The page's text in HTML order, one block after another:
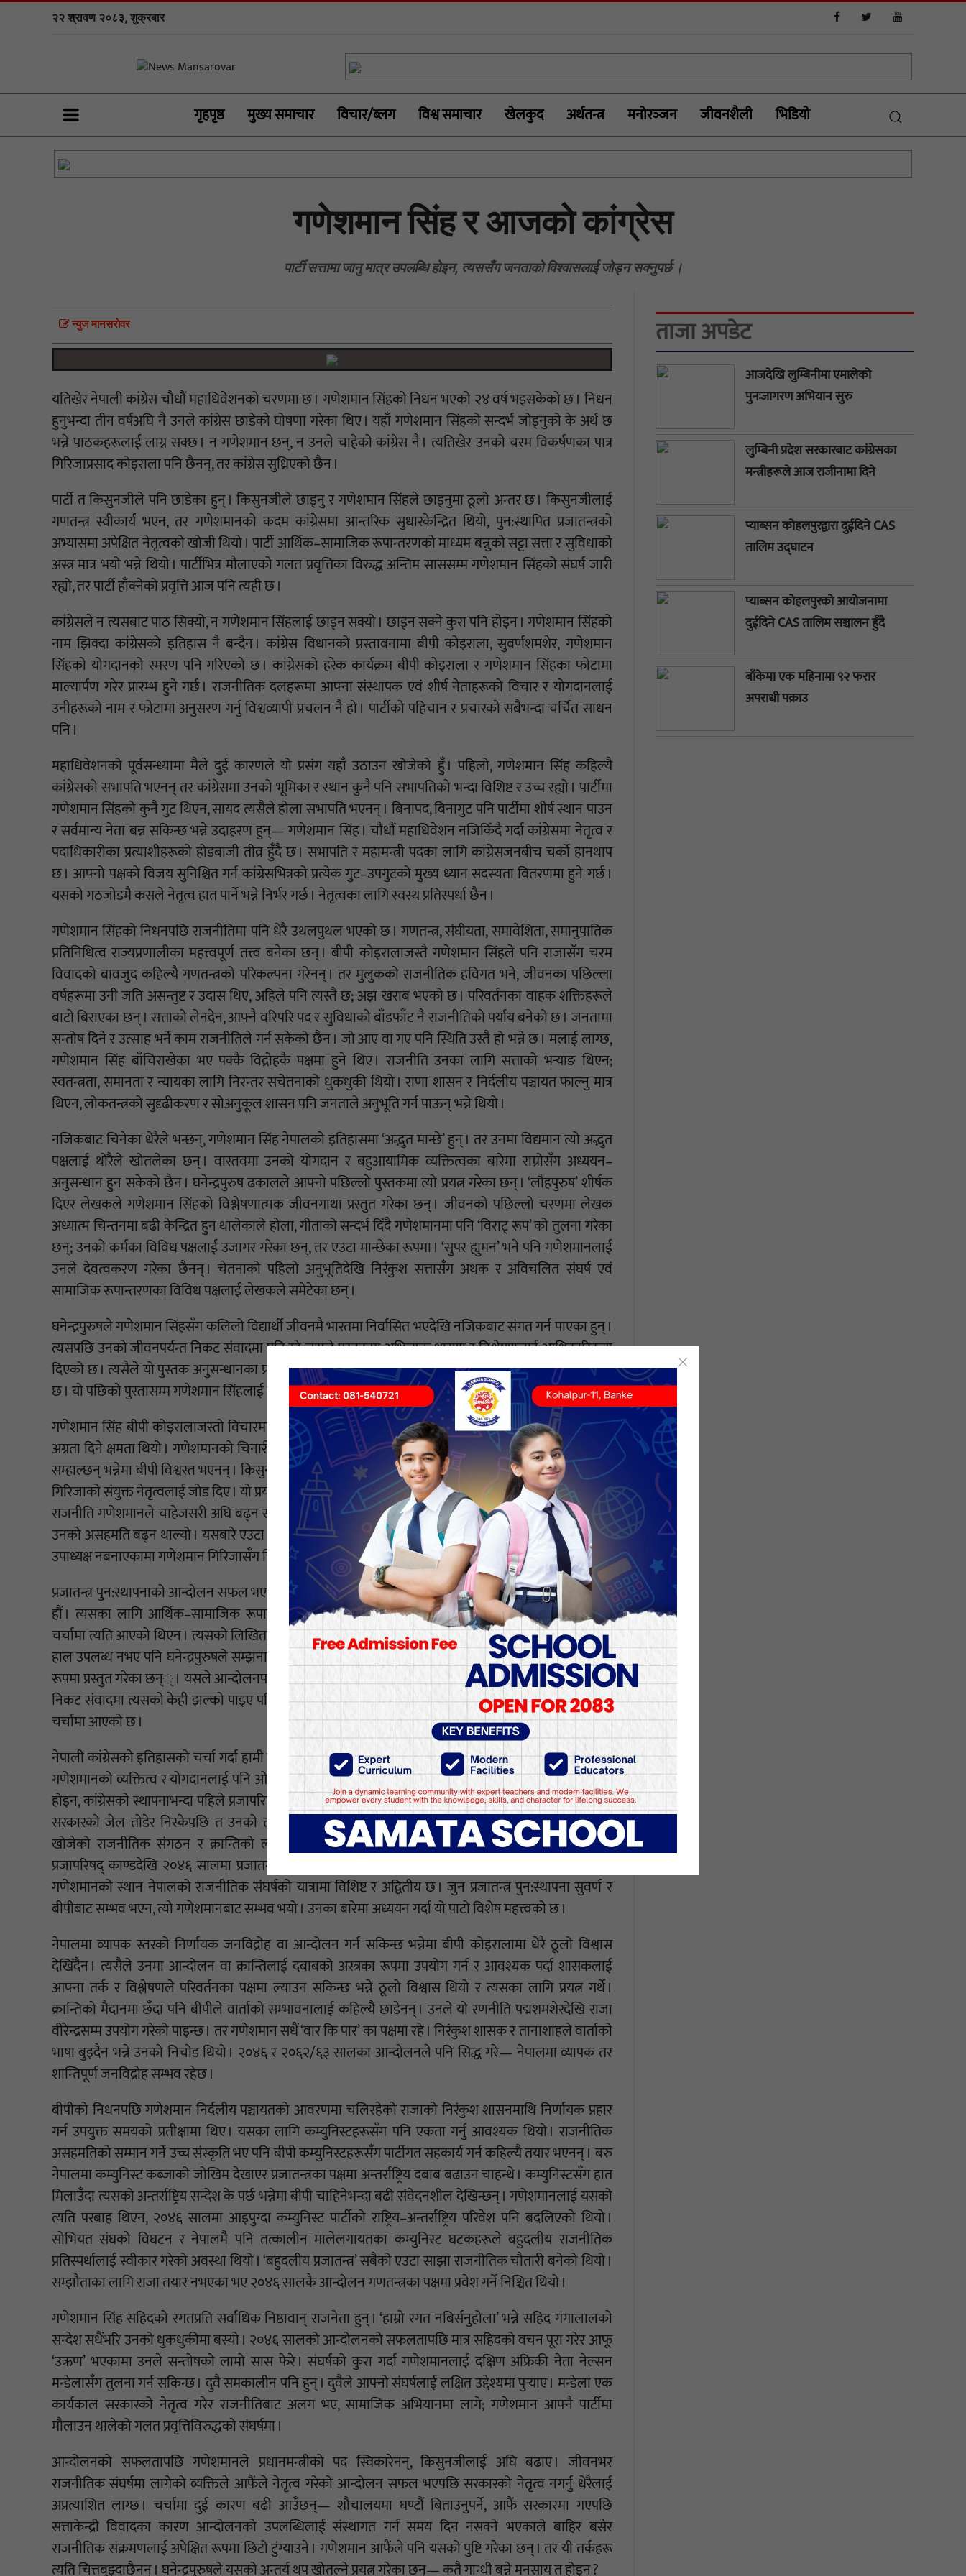
२२ श्रावण २०८३, शुक्रबार
गृहपृष्ठ मुख्य समाचार विचार/ब्लग विश्व समाचार खेलकुद अर्थतन्त्र मनोरञ्‍जन जीवनशैली भिडियाे
गणेशमान सिंह र आजको कांग्रेस
पार्टी सत्तामा जानु मात्र उपलब्धि होइन, त्यससँग जनताको विश्वासलाई जोड्न सक्नुपर्छ ।
न्युज मानसराेवर
यतिखेर नेपाली कांग्रेस चौधौं महाधिवेशनको चरणमा छ । गणेशमान सिंहको निधन भएको २४ वर्ष भइसकेको छ । निधन
हुनुभन्दा तीन वर्षअघि नै उनले कांग्रेस छाडेको घोषणा गरेका थिए । यहाँ गणेशमान सिंहको सन्दर्भ जोड्नुको के अर्थ छ
भन्ने पाठकहरूलाई लाग्न सक्छ । न गणेशमान छन्, न उनले चाहेको कांग्रेस नै । त्यतिखेर उनको चरम विकर्षणका पात्र
गिरिजाप्रसाद कोइराला पनि छैनन्, तर कांग्रेस सुध्रिएको छैन ।
पार्टी त किसुनजीले पनि छाडेका हुन् । किसुनजीले छाड्नु र गणेशमान सिंहले छाड्नुमा ठूलो अन्तर छ । किसुनजीलाई
गणतन्त्र स्वीकार्य भएन, तर गणेशमानको कदम कांग्रेसमा आन्तरिक सुधारकेन्द्रित थियो, पुन:स्थापित प्रजातन्त्रको
अभ्यासमा अपेक्षित नेतृत्वको खोजी थियो । पार्टी आर्थिक–सामाजिक रूपान्तरणको माध्यम बन्नुको सट्टा सत्ता र सुविधाको
अस्त्र मात्र भयो भन्ने थियो । पार्टीभित्र मौलाएको गलत प्रवृत्तिका विरुद्ध अन्तिम साससम्म गणेशमान सिंहको संघर्ष जारी
रह्यो, तर पार्टी हाँक्नेको प्रवृत्ति आज पनि त्यही छ ।
कांग्रेसले न त्यसबाट पाठ सिक्यो, न गणेशमान सिंहलाई छाड्न सक्यो । छाड्न सक्ने कुरा पनि होइन । गणेशमान सिंहको
नाम झिक्दा कांग्रेसको इतिहास नै बन्दैन । कांग्रेस विधानको प्रस्तावनामा बीपी कोइराला, सुवर्णशमशेर, गणेशमान
सिंहको योगदानको स्मरण पनि गरिएको छ । कांग्रेसको हरेक कार्यक्रम बीपी कोइराला र गणेशमान सिंहका फोटामा
माल्यार्पण गरेर प्रारम्भ हुने गर्छ । राजनीतिक दलहरूमा आफ्ना संस्थापक एवं शीर्ष नेताहरूको विचार र योगदानलाई
उनीहरूको नाम र फोटामा अनुसरण गर्नु विश्वव्यापी प्रचलन नै हो । पार्टीको पहिचान र प्रचारको सबैभन्दा चर्चित साधन
पनि ।
महाधिवेशनको पूर्वसन्ध्यामा मैले दुई कारणले यो प्रसंग यहाँ उठाउन खोजेको हुँ । पहिलो, गणेशमान सिंह कहिल्यै
कांग्रेसको सभापति भएनन् तर कांग्रेसमा उनको भूमिका र स्थान कुनै पनि सभापतिको भन्दा विशिष्ट र उच्च रह्यो । पार्टीमा
गणेशमान सिंहको कुनै गुट थिएन, सायद त्यसैले होला सभापति भएनन् । बिनापद, बिनागुट पनि पार्टीमा शीर्ष स्थान पाउन
र सर्वमान्य नेता बन्न सकिन्छ भन्ने उदाहरण हुन्— गणेशमान सिंह । चौधौं महाधिवेशन नजिकिँदै गर्दा कांग्रेसमा नेतृत्व र
पदाधिकारीका प्रत्याशीहरूको होडबाजी तीव्र हुँदै छ । सभापति र महामन्त्रीे पदका लागि कांग्रेसजनबीच चर्को हानथाप
छ । आफ्नो पक्षको विजय सुनिश्चित गर्न कांग्रेसभित्रको प्रत्येक गुट–उपगुटको मुख्य ध्यान सदस्यता वितरणमा हुने गर्छ ।
यसको गठजोडमै कसले नेतृत्व हात पार्ने भन्ने निर्भर गर्छ । नेतृत्वका लागि स्वस्थ प्रतिस्पर्धा छैन ।
गणेशमान सिंहको निधनपछि राजनीतिमा पनि धेरै उथलपुथल भएको छ । गणतन्त्र, संघीयता, समावेशिता, समानुपातिक
प्रतिनिधित्व राज्यप्रणालीका महत्त्वपूर्ण तत्त्व बनेका छन् । बीपी कोइरालाजस्तै गणेशमान सिंहले पनि राजासँग चरम
विवादको बावजुद कहिल्यै गणतन्त्रको परिकल्पना गरेनन् । तर मुलुकको राजनीतिक हविगत भने, जीवनका पछिल्ला
वर्षहरूमा उनी जति असन्तुष्ट र उदास थिए, अहिले पनि त्यस्तै छ; अझ खराब भएको छ । परिवर्तनका वाहक शक्तिहरूले
बाटो बिराएका छन् । सत्ताको लेनदेन, आफ्नै वरिपरि पद र सुविधाको बाँडफाँट नै राजनीतिको पर्याय बनेको छ । जनतामा
सन्तोष दिने र उत्साह भर्ने काम राजनीतिले गर्न सकेको छैन । जो आए वा गए पनि स्थिति उस्तै हो भन्ने छ । मलाई लाग्छ,
गणेशमान सिंह बाँचिराखेका भए पक्कै विद्रोहकै पक्षमा हुने थिए । राजनीति उनका लागि सत्ताको भर्‍याङ थिएन;
स्वतन्त्रता, समानता र न्यायका लागि निरन्तर सचेतनाको धुकधुकी थियो । राणा शासन र निर्दलीय पञ्चायत फाल्नु मात्र
थिएन, लोकतन्त्रको सुदृढीकरण र सोअनुकूल शासन पनि जनताले अनुभूति गर्न पाऊन् भन्ने थियो ।
नजिकबाट चिनेका धेरैले भन्छन्, गणेशमान सिंह नेपालको इतिहासमा ‘अद्भुत मान्छे’ हुन् । तर उनमा विद्यमान त्यो अद्भुत
पक्षलाई थोरैले खोतलेका छन् । वास्तवमा उनको योगदान र बहुआयामिक व्यक्तित्वका बारेमा राम्रोसँग अध्ययन–
अनुसन्धान हुन सकेको छैन । घनेन्द्रपुरुष ढकालले आफ्नो पछिल्लो पुस्तकमा त्यो प्रयत्न गरेका छन् । ‘लौहपुरुष’ शीर्षक
दिएर लेखकले गणेशमान सिंहको विश्लेषणात्मक जीवनगाथा प्रस्तुत गरेका छन् । जीवनको पछिल्लो चरणमा लेखक
अध्यात्म चिन्तनमा बढी केन्द्रित हुन थालेकाले होला, गीताको सन्दर्भ दिँदै गणेशमानमा पनि ‘विराट् रूप’ को तुलना गरेका
छन्; उनको कर्मका विविध पक्षलाई उजागर गरेका छन्, तर एउटा मान्छेका रूपमा । ‘सुपर ह्युमन’ भने पनि गणेशमानलाई
उनले देवत्वकरण गरेका छैनन् । चेतनाको पहिलो अनुभूतिदेखि निरंकुश सत्तासँग अथक र अविचलित संघर्ष एवं
सामाजिक रूपान्तरणका विविध पक्षलाई लेखकले समेटेका छन् ।
घनेन्द्रपुरुषले गणेशमान सिंहसँग कलिलो विद्यार्थी जीवनमै भारतमा निर्वासित भएदेखि नजिकबाट संगत गर्न पाएका हुन् ।
त्यसपछि उनको जीवनपर्यन्त निकट संवादमा पनि रहे जसले पुस्तकमा अभिव्यक्त धारणा र विश्लेषणलाई आधिकारिकता
दिएको छ । त्यसैले यो पुस्तक अनुसन्धानका प्राविधिकताभन्दा पनि लेखको निजी अनुभूति, अवलोकन र विश्लेषणले युक्त
छ । यो पछिको पुस्तासम्म गणेशमान सिंहलाई चिनाउने एउटा ऐतिहासिक महत्त्वको स्रोत साबित हुने अपेक्षा गर्न सकिन्छ ।
गणेशमान सिंह बीपी कोइरालाजस्तो विचारमा वाचाल होइनन् । बीपीसँग राष्ट्रिय–अन्तर्राष्ट्रिय तहमा विचारको बहसलाई
अग्रता दिने क्षमता थियो । गणेशमानको चिनारी त्यो होइन । त्यसैले होला, आफूपछि गणेशमानले कांग्रेसको एकल नेतृत्व
सम्हाल्छन् भन्नेमा बीपी विश्वस्त भएनन् । किसुनजीले मात्रै सक्छन् भन्ने पनि विश्वास भएन । त्यसैले गणेशमान, किसुनजी र
गिरिजाको संयुक्त नेतृत्वलाई जोड दिए । यो प्रयोग २०४८ सालको आमचुनावसम्म कुनै रूपमा कायम रह्यो । तर चुनावपछि
राजनीति गणेशमानले चाहेजसरी अघि बढ्न सकेन । किसुनजीको पराजय र गिरिजाको नेतृत्वप्रति सुरुआती दिनदेखि नै
उनको असहमति बढ्न थाल्यो । यसबारे एउटा भनाइ बढी प्रचार भयो— आफ्नो भतिजो दुर्गेशमानलाई योजना आयोगको
उपाध्यक्ष नबनाएकामा गणेशमान गिरिजासँग चिढिएका हुन् । तर त्यसका पछाडि केवल सत्ताकेन्द्री कुरा थिएन ।
प्रजातन्त्र पुन:स्थापनाको आन्दोलन सफल भएपछि गणेशमानले ‘आर्थिक क्रान्ति’ को कुरा गर्न थालेको हामी सबैले सुनेकै
हौं । त्यसका लागि आर्थिक–सामाजिक रूपान्तरणको एउटा सोच र कार्यक्रमको खाका पनि रहेछ, जुन सार्वजनिक
चर्चामा त्यति आएको थिएन । त्यसको लिखित दस्तावेज चुनावको पूर्वसन्ध्यामा घोषणापत्रमा परोस् भनेर दिइएको रहेछ ।
हाल उपलब्ध नभए पनि घनेन्द्रपुरुषले सम्झनाका आधारमा आन्दोलनपछि, गणेशमान के चाहन्थे भनेर त्यसलाई बुँदागत
रूपमा प्रस्तुत गरेका छन्् । यसले आन्दोलनपछि गणेशमानको आर्थिक–सामाजिक विचारलाई उजागर गर्छ । उनीसँगको
निकट संवादमा त्यसको केही झल्को पाइए पनि यसबारे अहिलेसम्म खासै चर्चा भएको थिएन । ढिलै भए पनि त्यो अहिले
चर्चामा आएको छ ।
नेपाली कांग्रेसको इतिहासको चर्चा गर्दा हामी प्राय: बीपी कोइरालाको विचार र संघर्षकै वरिपरि सीमित हुने गर्छौं । यसले
गणेशमानको व्यक्तित्व र योगदानलाई पनि ओझेल पार्ने गरेको छ । वास्तवमा गणेशमानको व्यक्तित्व कांग्रेस भएर बनेको
होइन, कांग्रेसको स्थापनाभन्दा पहिले प्रजापरिषद् काण्डदेखि नै क्रान्तिकारी पहिचान बनिसकेको थियो । त्यसमाथि राणा
सरकारको जेल तोडेर निस्केपछि त उनको त्यो छवि अझ चुलिएको थियो । बीपीका लागि पनि आफूले निर्माण गर्न
खोजेको राजनीतिक संगठन र क्रान्तिको लक्ष्य हासिल गर्न गणेशमानको साथ अपरिहार्य थियो । १९९७ सालको
प्रजापरिषद् काण्डदेखि २०४६ सालमा प्रजातन्त्र पुन:स्थापनाको आन्दोलन र त्यसपछि जनजागरण अभियानसम्म हेर्दा
गणेशमानको स्थान नेपालको राजनीतिक संघर्षको यात्रामा विशिष्ट र अद्वितीय छ । जुन प्रजातन्त्र पुन:स्थापना सुवर्ण र
बीपीबाट सम्भव भएन, त्यो गणेशमानबाट सम्भव भयो । उनका बारेमा अध्ययन गर्दा यो पाटो विशेष महत्त्वको छ ।
नेपालमा व्यापक स्तरको निर्णायक जनविद्रोह वा आन्दोलन गर्न सकिन्छ भन्नेमा बीपी कोइरालामा धेरै ठूलो विश्वास
देखिँदैन । त्यसैले उनमा आन्दोलन वा क्रान्तिलाई दबाबको अस्त्रका रूपमा उपयोग गर्न र आवश्यक पर्दा शासकलाई
आफ्ना तर्क र विश्लेषणले परिवर्तनका पक्षमा ल्याउन सकिन्छ भन्ने ठूलो विश्वास थियो र त्यसका लागि प्रयत्न गर्थे ।
क्रान्तिको मैदानमा छँदा पनि बीपीले वार्ताको सम्भावनालाई कहिल्यै छाडेनन् । उनले यो रणनीति पद्मशमशेरदेखि राजा
वीरेन्द्रसम्म उपयोग गरेको पाइन्छ । तर गणेशमान सधैं ‘वार कि पार’ का पक्षमा रहे । निरंकुश शासक र तानाशाहले वार्ताको
भाषा बुझ्दैन भन्ने उनको निचोड थियो । २०४६ र २०६२/६३ सालका आन्दोलनले पनि सिद्ध गरे— नेपालमा व्यापक तर
शान्तिपूर्ण जनविद्रोह सम्भव रहेछ ।
बीपीको निधनपछि गणेशमान निर्दलीय पञ्चायतको आवरणमा चलिरहेको राजाको निरंकुश शासनमाथि निर्णायक प्रहार
गर्न उपयुक्त समयको प्रतीक्षामा थिए । यसका लागि कम्युनिस्टहरूसँग पनि एकता गर्नु आवश्यक थियो । राजनीतिक
असहमतिको सम्मान गर्ने उच्च संस्कृति भए पनि बीपी कम्युनिस्टहरूसँग पार्टीगत सहकार्य गर्न कहिल्यै तयार भएनन् । बरु
नेपालमा कम्युनिस्ट कब्जाको जोखिम देखाएर प्रजातन्त्रका पक्षमा अन्तर्राष्ट्रिय दबाब बढाउन चाहन्थे । कम्युनिस्टसँग हात
मिलाउँदा त्यसको अन्तर्राष्ट्रिय सन्देश के पर्छ भन्नेमा बीपी चाहिनेभन्दा बढी संवेदनशील देखिन्छन् । गणेशमानलाई यसको
त्यति परबाह थिएन, २०४६ सालमा आइपुग्दा कम्युनिस्ट पार्टीको राष्ट्रिय–अन्तर्राष्ट्रिय परिवेश पनि बदलिएको थियो ।
सोभियत संघको विघटन र नेपालमै पनि तत्कालीन मालेलगायतका कम्युनिस्ट घटकहरूले बहुदलीय राजनीतिक
प्रतिस्पर्धालाई स्वीकार गरेको अवस्था थियो । ‘बहुदलीय प्रजातन्त्र’ सबैको एउटा साझा राजनीतिक चौतारी बनेको थियो ।
सम्झौताका लागि राजा तयार नभएका भए २०४६ सालकै आन्दोलन गणतन्त्रका पक्षमा प्रवेश गर्ने निश्चित थियो ।
गणेशमान सिंह सहिदको रगतप्रति सर्वाधिक निष्ठावान् राजनेता हुन् । ‘हाम्रो रगत नबिर्सनुहोला’ भन्ने सहिद गंगालालको
सन्देश सधैंभरि उनको धुकधुकीमा बस्यो । २०४६ सालको आन्दोलनको सफलतापछि मात्र सहिदको वचन पूरा गरेर आफू
‘उऋण’ भएकामा उनले सन्तोषको लामो सास फेरे । संघर्षको कुरा गर्दा गणेशमानलाई दक्षिण अफ्रिकी नेता नेल्सन
मन्डेलासँग तुलना गर्न सकिन्छ । दुवै समकालीन पनि हुन् । दुवैले आफ्नो संघर्षलाई लक्षित उद्देश्यमा पुर्‍याए । मन्डेला एक
कार्यकाल सरकारको नेतृत्व गरेर राजनीतिबाट अलग भए, सामाजिक अभियानमा लागे; गणेशमान आफ्नै पार्टीमा
मौलाउन थालेको गलत प्रवृत्तिविरुद्धको संघर्षमा ।
आन्दोलनको सफलतापछि गणेशमानले प्रधानमन्त्रीको पद स्विकारेनन्, किसुनजीलाई अघि बढाए । जीवनभर
राजनीतिक संघर्षमा लागेको व्यक्तिले आफैंले नेतृत्व गरेको आन्दोलन सफल भएपछि सरकारको नेतृत्व नगर्नु धेरैलाई
अप्रत्याशित लाग्छ । चर्चामा दुई कारण बढी आउँछन्— शौचालयमा घण्टौं बिताउनुपर्ने, आफैं सरकारमा गएपछि
सत्ताकेन्द्री विवादका कारण आन्दोलनको उपलब्धिलाई संस्थागत गर्न समय दिन नसक्ने भएकाले बाहिर बसेर
राजनीतिक संक्रमणलाई अपेक्षित रूपमा छिटो टुंग्याउने । गणेशमान आफैंले पनि यसको पुष्टि गरेका छन् । तर यी तर्कहरू
त्यति चित्तबुझ्दाछैनन् । घनेन्द्रपुरुषले यसको अन्तर्य थप खोतल्ने प्रयत्न गरेका छन्— कतै गान्धी बन्ने मनसाय त होइन ?
ताजा अपडेट
आजदेखि लुम्बिनीमा एमालेको
पुनःजागरण अभियान सुरु
लुम्बिनी प्रदेश सरकारबाट कांग्रेसका
मन्त्रीहरूले आज राजीनामा दिने
प्याब्सन कोहलपुरद्वारा दुईदिने CAS
तालिम उद्घाटन
प्याब्सन कोहलपुरको आयोजनामा
दुईदिने CAS तालिम सञ्चालन हुँदै
बाँकेमा एक महिनामा ९२ फरार
अपराधी पक्राउ